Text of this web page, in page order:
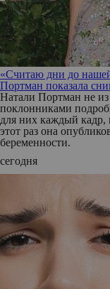
«Считаю дни до
Портман показала
Натали Портман не из
поклонниками
для них каждый кадр,
этот раз она
беременности.
сегодня